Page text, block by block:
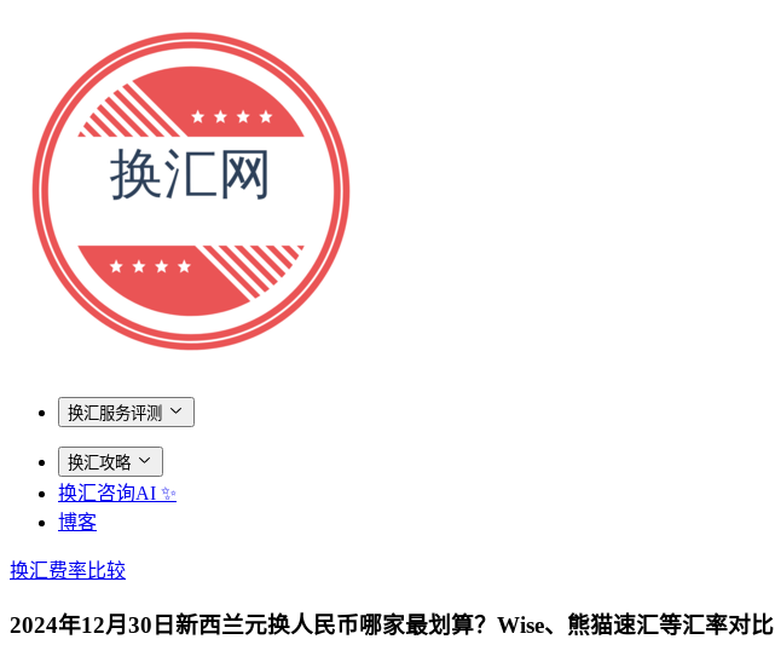
换汇服务评测
换汇攻略
换汇咨询AI ✨
博客
换汇费率比较
2024年12月30日新西兰元换人民币哪家最划算？Wise、熊猫速汇等汇率对比